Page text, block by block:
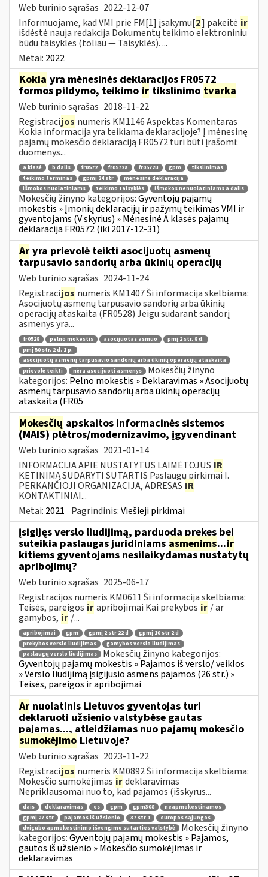
Web turinio sąrašas 2022-12-07
Informuojame, kad VMI prie FM[1] įsakymu[2] pakeitė ir
išdėstė nauja redakcija Dokumentų teikimo elektroniniu
būdu taisykles (toliau — Taisyklės). ...
Metai: 2022
Kokia yra mėnesinės deklaracijos FR0572
formos pildymo, teikimo ir tikslinimo tvarka
Web turinio sąrašas 2018-11-22
Registracijos numeris KM1146 Aspektas Komentaras
Kokia informacija yra teikiama deklaracijoje? Į mėnesinę
pajamų mokesčio deklaraciją FR0572 turi būti įrašomi:
duomenys...
a klasė b dalis fr0572 fr0572a fr0572u gpm
tikslinimas
teikimo terminas
gpmį 24 str
mėnesinė deklaracija
išmokos nuolatiniams
teikimo taisyklės išmokos nenuolatiniams a dalis
Mokesčių žinyno kategorijos:Gyventojų pajamų
mokestis » Įmonių deklaracijų ir pažymų teikimas VMI ir
gyventojams (V skyrius) » Mėnesinė A klasės pajamų
deklaracija FR0572 (iki 2017-12-31)
Ar yra prievolė teikti asocijuotų asmenų
tarpusavio sandorių arba ūkinių operacijų
Web turinio sąrašas 2024-11-24
Registracijos numeris KM1407 Ši informacija skelbiama:
Asocijuotų asmenų tarpusavio sandorių arba ūkinių
operacijų ataskaita (FR0528) Jeigu sudarant sandorį
asmenys yra...
fr0528 pelno mokestis asocijuotas asmuo
pmį 2 str. 8 d.
pmį 50 str. 2 d. 1 p.
asocijuotų asmenų tarpusavio sandorių arba ūkinių operacijų ataskaita
prievolė teikti
nėra asocijuoti asmenys
Mokesčių žinyno
kategorijos: Pelno mokestis » Deklaravimas » Asocijuotų
asmenų tarpusavio sandorių arba ūkinių operacijų
ataskaita (FR05
Mokesčių apskaitos informacinės sistemos
(MAIS) plėtros/modernizavimo, įgyvendinant
Web turinio sąrašas 2021-01-14
INFORMACIJA APIE NUSTATYTUS LAIMĖTOJUS IR
KETINIMĄ SUDARYTI SUTARTIS Paslaugų pirkimai I.
PERKANČIOJI ORGANIZACIJA, ADRESAS IR
KONTAKTINIAI...
Metai: 2021 Pagrindinis:Viešieji pirkimai
įsigijęs verslo liudijimą, parduoda prekes bei
suteikia paslaugas juridiniams asmenims...ir
kitiems gyventojams nesilaikydamas nustatytų
apribojimų?
Web turinio sąrašas 2025-06-17
Registracijos numeris KM0611 Ši informacija skelbiama:
Teisės, pareigos irapribojimai Kai prekybos ir / ar
gamybos, ir /...
apribojimai gpm gpmį 2 str 22 d
gpmį 10 str 2 d
prekybos verslo liudijimas
gamybos verslo liudijimas
paslaugų verslo liudijimas
Mokesčių žinyno kategorijos:
Gyventojų pajamų mokestis » Pajamos iš verslo/ veiklos
» Verslo liudijimą įsigijusio asmens pajamos (26 str.) »
Teisės, pareigos ir apribojimai
Ar nuolatinis Lietuvos gyventojas turi
deklaruoti užsienio valstybėse gautas
pajamas..., atleidžiamas nuo pajamų mokesčio
sumokėjimo Lietuvoje?
Web turinio sąrašas 2023-11-22
Registracijos numeris KM0892 Ši informacija skelbiama:
Mokesčio sumokėjimas irdeklaravimas
Nepriklausomai nuo to, kad pajamos (išskyrus...
dais deklaravimas es gpm gpm308
neapmokestinamos
gpmį 27 str
pajamos iš užsienio 37 str 1
europos sąjungos
dvigubo apmokestinimo išvengimo sutarties valstybė
Mokesčių žinyno
kategorijos:Gyventojų pajamų mokestis » Pajamos,
gautos iš užsienio » Mokesčio sumokėjimas ir
deklaravimas